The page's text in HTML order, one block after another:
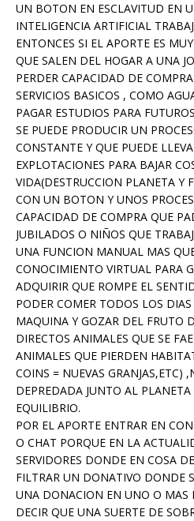
UN BOTON EN ESCLAVITUD EN
INTELIGENCIA ARTIFICIAL
ENTONCES SI EL APORTE ES
QUE SALEN DEL HOGAR A UNA
PERDER CAPACIDAD DE
SERVICIOS BASICOS , COMO
PAGAR ESTUDIOS PARA
SE PUEDE PRODUCIR UN
CONSTANTE Y QUE PUEDE
EXPLOTACIONES PARA BAJAR
VIDA(DESTRUCCION PLANETA Y
CON UN BOTON Y UNOS
CAPACIDAD DE COMPRA QUE
JUBILADOS O NIÑOS QUE
UNA FUNCION MANUAL MAS
CONOCIMIENTO VIRTUAL PARA
ADQUIRIR QUE ROMPE EL
PODER COMER TODOS LOS
MAQUINA Y GOZAR DEL FRUTO
DIRECTOS ANIMALES QUE SE
ANIMALES QUE PIERDEN
COINS = NUEVAS GRANJAS,ETC)
DEPREDADA JUNTO AL
EQUILIBRIO.
POR EL APORTE ENTRAR EN
O CHAT PORQUE EN LA
SERVIDORES DONDE EN COSA
FILTRAR UN DONATIVO DONDE
UNA DONACION EN UNO O MAS
DECIR QUE UNA SUERTE DE